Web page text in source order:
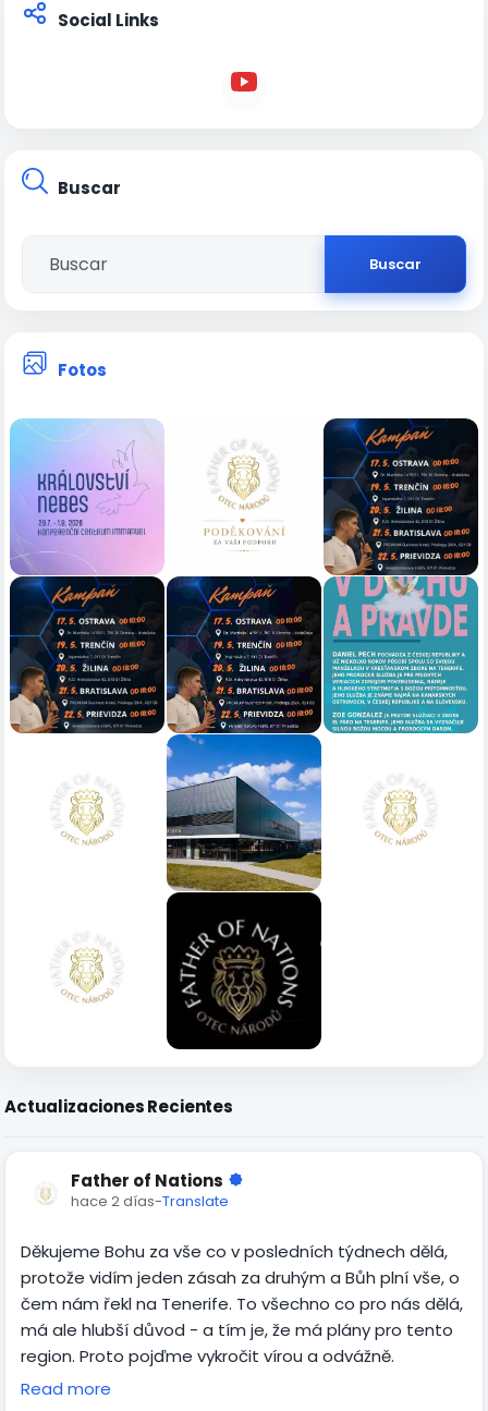
Social Links
Buscar
Buscar
Fotos
Actualizaciones Recientes
Father of Nations
hace 2 días-Translate
Děkujeme Bohu za vše co v posledních týdnech dělá,
protože vidím jeden zásah za druhým a Bůh plní vše, o
čem nám řekl na Tenerife. To všechno co pro nás dělá,
má ale hlubší důvod - a tím je, že má plány pro tento
region. Proto pojďme vykročit vírou a odvážně.
Read more